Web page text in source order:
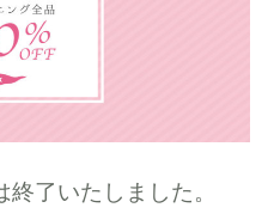
了いたしました。